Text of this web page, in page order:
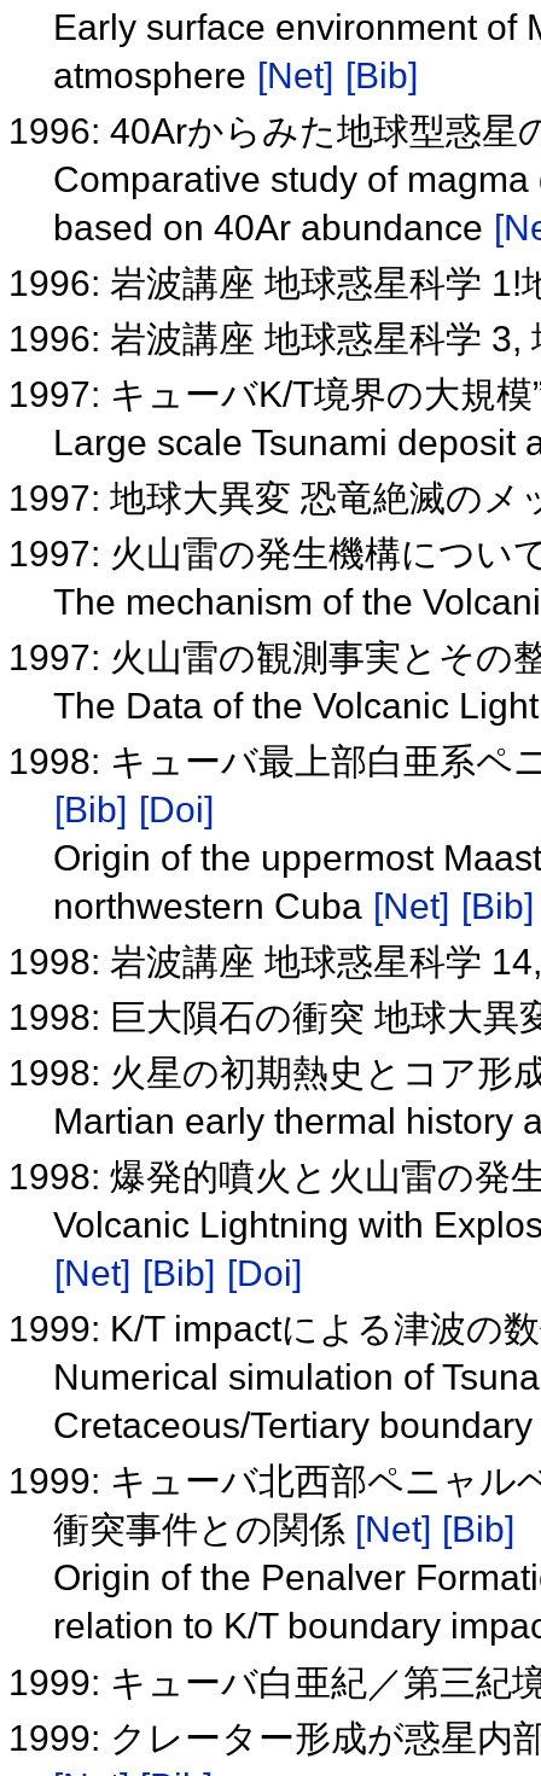
Early surface environment of
atmosphere [Net] [Bib]
1996: 40Arからみた地球型惑星
Comparative study of
based on 40Ar abundance
1996: 岩波講座 地球惑星科学
1996: 岩波講座 地球惑星科学 3,
1997: キューバK/T境界の大規模
Large scale Tsunami deposit
1997: 地球大異変 恐竜絶滅の
1997: 火山雷の発生機構につい
The mechanism of the
1997: 火山雷の観測事実とその
The Data of the Volcanic
1998: キューバ最上部白亜系ペ
[Bib] [Doi]
Origin of the uppermost
northwestern Cuba [Net] [Bib]
1998: 岩波講座 地球惑星科学
1998: 巨大隕石の衝突 地球大
1998: 火星の初期熱史とコア形
Martian early thermal history
1998: 爆発的噴火と火山雷の発
Volcanic Lightning with
[Net] [Bib] [Doi]
1999: K/T impactによる津波の
Numerical simulation of
Cretaceous/Tertiary boundary
1999: キューバ北西部ペニャル
衝突事件との関係 [Net] [Bib]
Origin of the Penalver
relation to K/T boundary
1999: キューバ白亜紀／第三紀
1999: クレーター形成が惑星内